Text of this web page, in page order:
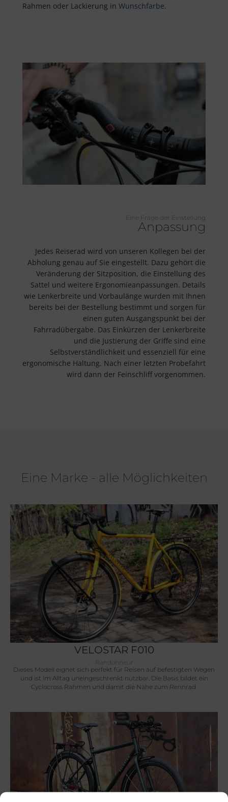
Rahmen oder Lackierung in Wunschfarbe.
Eine Frage der Einstellung
Anpassung
Jedes Reiserad wird von unseren Kollegen bei der
Abholung genau auf Sie eingestellt. Dazu gehört die
Veränderung der Sitzposition, die Einstellung des
Sattel und weitere Ergonomieanpassungen. Details
wie Lenkerbreite und Vorbaulänge wurden mit Ihnen
bereits bei der Bestellung bestimmt und sorgen für
einen guten Ausgangspunkt bei der
Fahrradübergabe. Das Einkürzen der Lenkerbreite
und die Justierung der Griffe sind eine
Selbstverständlichkeit und essenziell für eine
ergonomische Haltung. Nach einer letzten Probefahrt
wird dann der Feinschliff vorgenommen.
Eine Marke - alle Möglichkeiten
VELOSTAR F010
Randonneur
Dieses Modell eignet sich perfekt für Reisen auf befestigten Wegen
und ist im Alltag uneingeschrenkt nutzbar. Die Basis bildet ein
Cyclocross Rahmen und damit die Nähe zum Rennrad.